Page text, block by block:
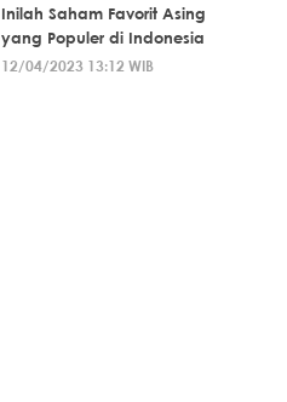
Inilah Saham Favorit Asing
yang Populer di Indonesia
12/04/2023 13:12 WIB